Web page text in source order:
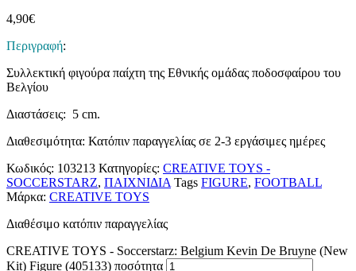
4,90€
Περιγραφή:
Συλλεκτική φιγούρα παίχτη της Εθνικής ομάδας ποδοσφαίρου του
Βελγίου
Διαστάσεις: 5 cm.
Διαθεσιμότητα: Κατόπιν παραγγελίας σε 2-3 εργάσιμες ημέρες
Κωδικός: 103213 Κατηγορίες: CREATIVE TOYS -
SOCCERSTARZ, ΠΑΙΧΝΙΔΙΑ Tags FIGURE, FOOTBALL
Μάρκα: CREATIVE TOYS
Διαθέσιμο κατόπιν παραγγελίας
CREATIVE TOYS - Soccerstarz: Belgium Kevin De Bruyne (New
Kit) Figure (405133) ποσότητα